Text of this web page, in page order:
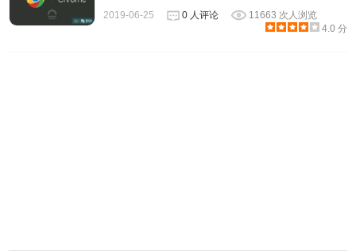
SHA1：
2019-06-25 0 人评论
11663 次人浏览
4.0 分